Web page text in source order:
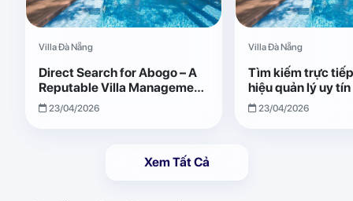
Villa Đà Nẵng
Direct Search for Abogo – A
Reputable Villa Management
Brand with Transparent and
Effective Operations
23/04/2026
Villa Đà Nẵng
Tìm kiếm trực
hiệu quản lý uy
Giải pháp vận
quả, minh bạch
23/04/2026
Xem Tất Cả